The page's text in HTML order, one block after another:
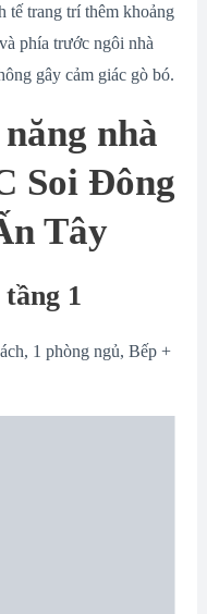
tế trang trí thêm khoảng
phía trước ngôi nhà
gây cảm giác gò bó.
nhà
Soi Đông
Tây
1
1 phòng ngủ, Bếp +